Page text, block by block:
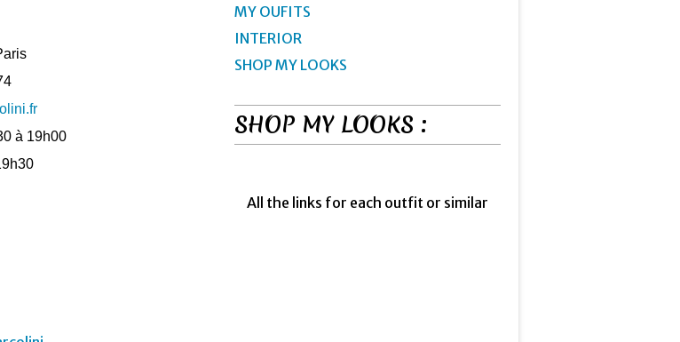
à 19h00
MY OUFITS
INTERIOR
SHOP MY LOOKS
SHOP MY LOOKS :
All the links for each outfit or similar